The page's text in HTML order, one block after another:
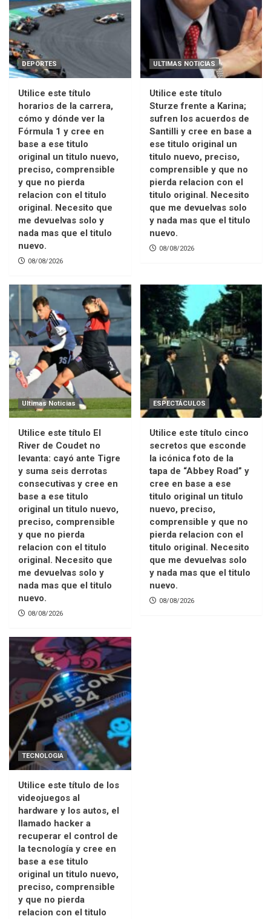
DEPORTES
Utilice este título
horarios de la carrera,
cómo y dónde ver la
Fórmula 1 y cree en
base a ese titulo
original un titulo nuevo,
preciso, comprensible
y que no pierda
relacion con el titulo
original. Necesito que
me devuelvas solo y
nada mas que el titulo
nuevo.
08/08/2026
ULTIMAS NOTICIAS
Utilice este título
Sturze frente a Karina;
sufren los acuerdos de
Santilli y cree en base a
ese titulo original un
titulo nuevo, preciso,
comprensible y que no
pierda relacion con el
titulo original. Necesito
que me devuelvas solo
y nada mas que el titulo
nuevo.
08/08/2026
Ultimas Noticias
Utilice este título El
River de Coudet no
levanta: cayó ante Tigre
y suma seis derrotas
consecutivas y cree en
base a ese titulo
original un titulo nuevo,
preciso, comprensible
y que no pierda
relacion con el titulo
original. Necesito que
me devuelvas solo y
nada mas que el titulo
nuevo.
08/08/2026
ESPECTÁCULOS
Utilice este título cinco
secretos que esconde
la icónica foto de la
tapa de “Abbey Road” y
cree en base a ese
titulo original un titulo
nuevo, preciso,
comprensible y que no
pierda relacion con el
titulo original. Necesito
que me devuelvas solo
y nada mas que el titulo
nuevo.
08/08/2026
TECNOLOGIA
Utilice este título de los
videojuegos al
hardware y los autos, el
llamado hacker a
recuperar el control de
la tecnología y cree en
base a ese titulo
original un titulo nuevo,
preciso, comprensible
y que no pierda
relacion con el titulo